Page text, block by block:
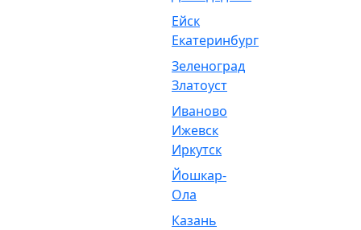
Ейск
Екатеринбург
Зеленоград
Златоуст
Иваново
Ижевск
Иркутск
Йошкар-
Ола
Казань